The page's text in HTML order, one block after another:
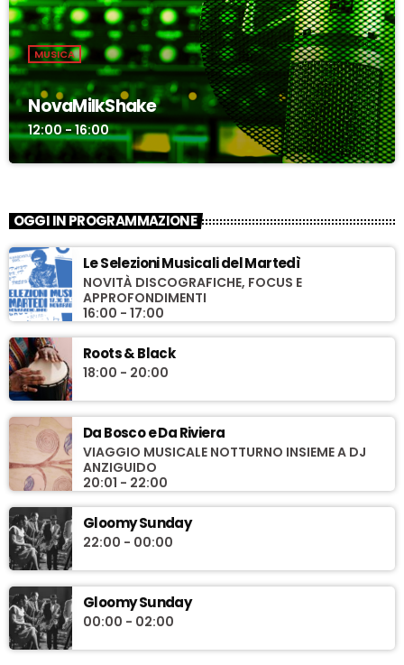
MUSICA
NovaMilkShake
12:00 - 16:00
OGGI IN PROGRAMMAZIONE
Le Selezioni Musicali del Martedì
NOVITÀ DISCOGRAFICHE, FOCUS E
APPROFONDIMENTI
16:00 - 17:00
Roots & Black
18:00 - 20:00
Da Bosco e Da Riviera
VIAGGIO MUSICALE NOTTURNO INSIEME A DJ
ANZIGUIDO
20:01 - 22:00
Gloomy Sunday
22:00 - 00:00
Gloomy Sunday
00:00 - 02:00